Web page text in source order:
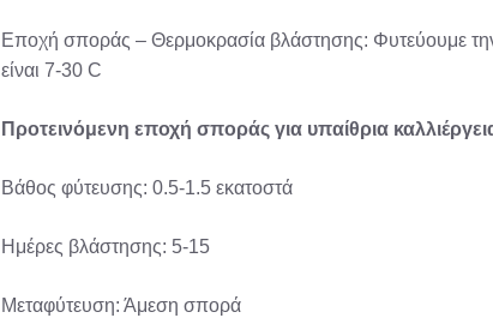
Εποχή σποράς – Θερμοκρασία βλάστησης: Φυτεύουμε
είναι 7-30 C
Προτεινόμενη εποχή σποράς για υπαίθρια
Βάθος φύτευσης: 0.5-1.5 εκατοστά
Ημέρες βλάστησης: 5-15
Μεταφύτευση: Άμεση σπορά